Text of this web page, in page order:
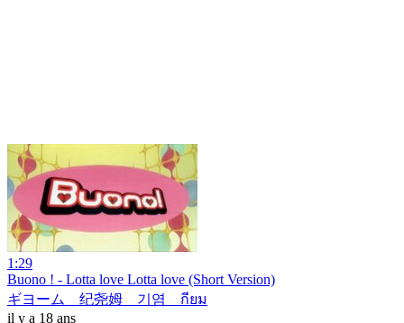
1:29
Buono ! - Lotta love Lotta love (Short Version)
ギヨーム 纪尧姆 기염 กียม
il y a 18 ans